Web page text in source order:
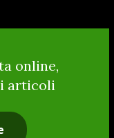
online,
articoli